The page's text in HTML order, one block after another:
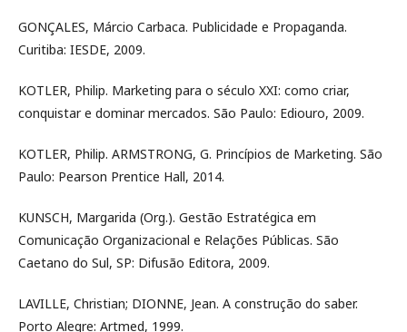
GONÇALES, Márcio Carbaca. Publicidade e Propaganda.
Curitiba: IESDE, 2009.
KOTLER, Philip. Marketing para o século XXI: como criar,
conquistar e dominar mercados. São Paulo: Ediouro, 2009.
KOTLER, Philip. ARMSTRONG, G. Princípios de Marketing. São
Paulo: Pearson Prentice Hall, 2014.
KUNSCH, Margarida (Org.). Gestão Estratégica em
Comunicação Organizacional e Relações Públicas. São
Caetano do Sul, SP: Difusão Editora, 2009.
LAVILLE, Christian; DIONNE, Jean. A construção do saber.
Porto Alegre: Artmed, 1999.